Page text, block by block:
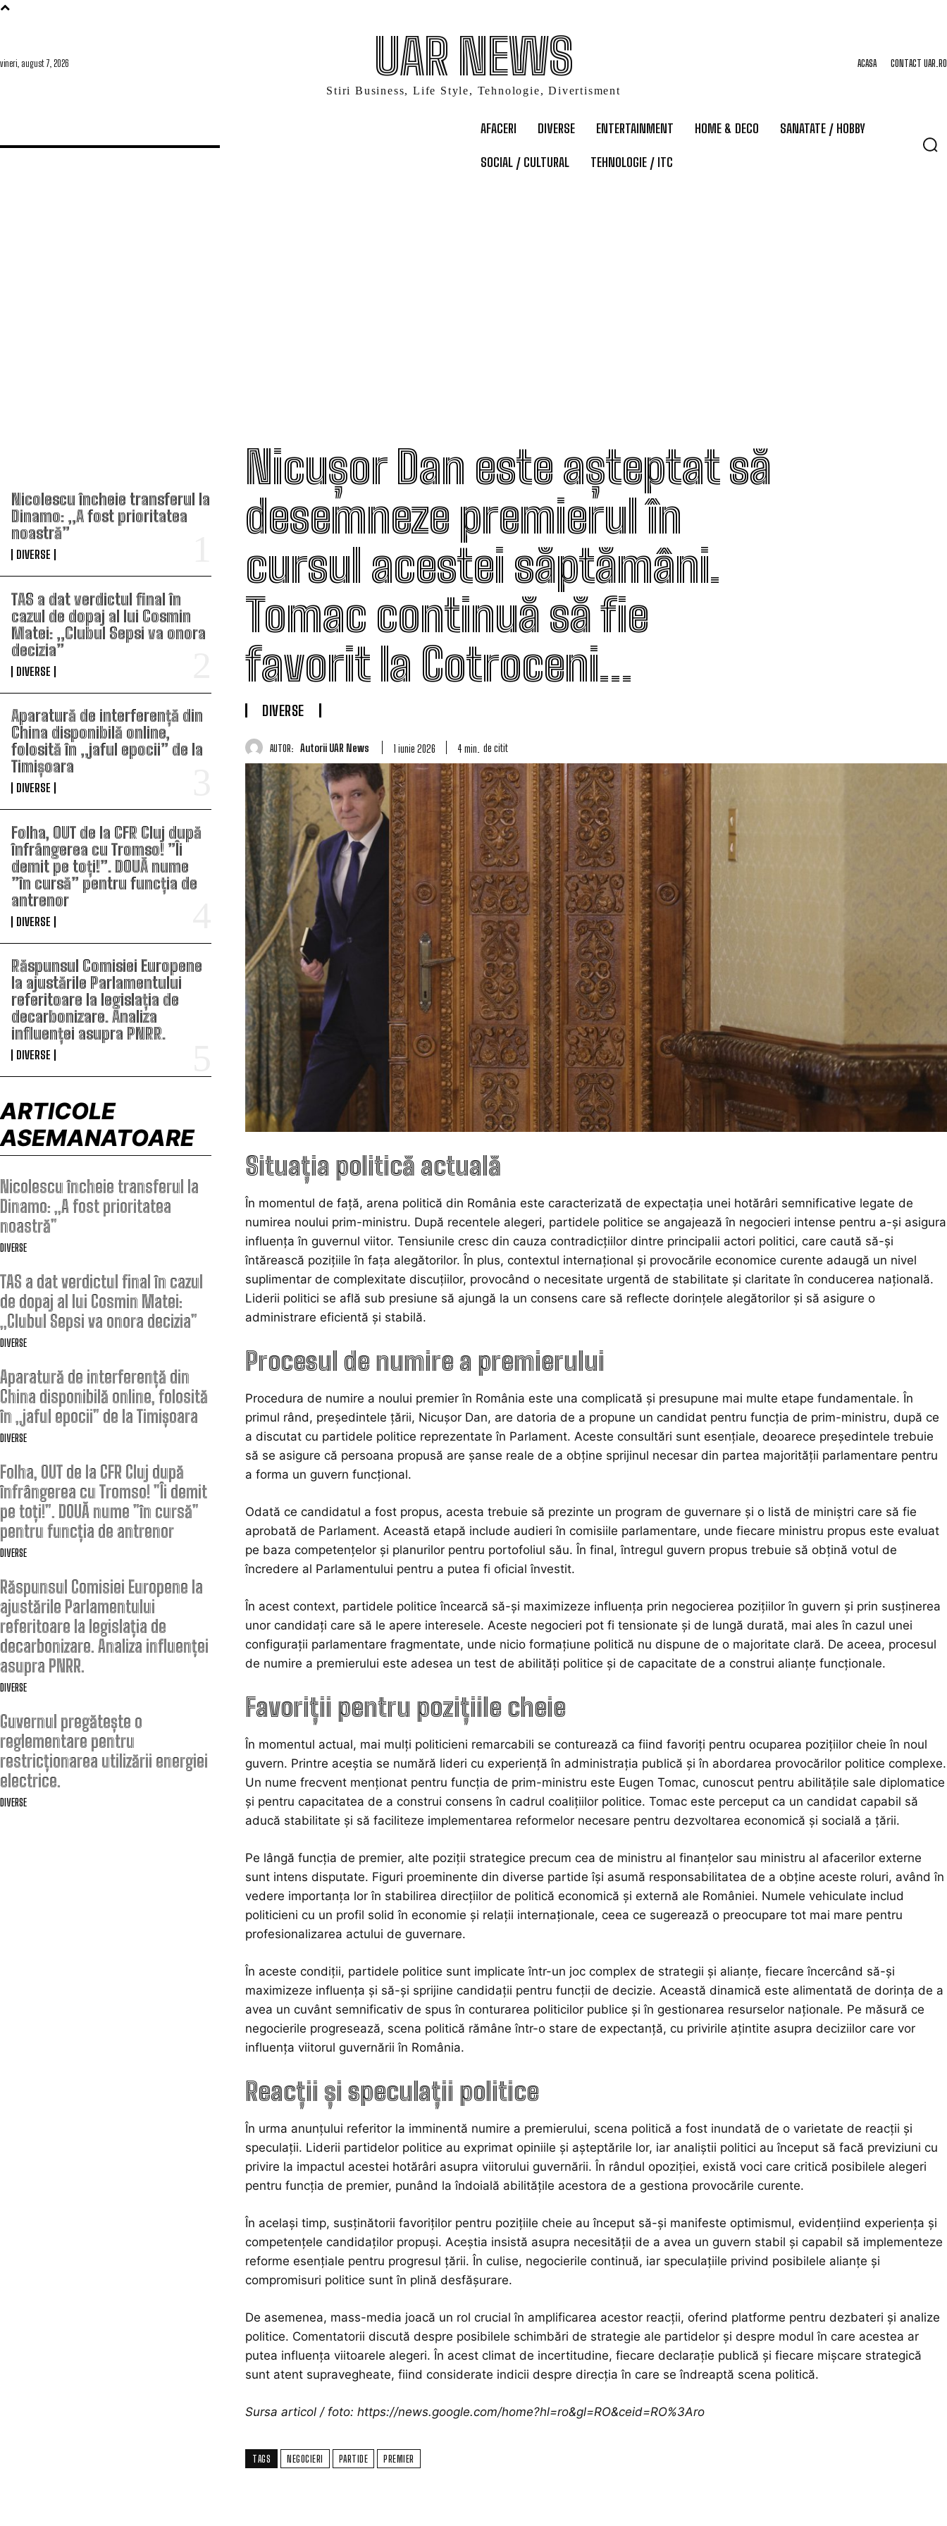
vineri, august 7, 2026 UAR NEWS
Stiri Business, Life Style, Tehnologie, Divertisment
ACASA CONTACT UAR.RO
AFACERI DIVERSE ENTERTAINMENT HOME & DECO SANATATE / HOBBY
SOCIAL / CULTURAL TEHNOLOGIE / ITC
Nicolescu încheie transferul la
Dinamo: „A fost prioritatea
noastră”
DIVERSE
TAS a dat verdictul final în
cazul de dopaj al lui Cosmin
Matei: „Clubul Sepsi va onora
decizia”
DIVERSE
Aparatură de interferență din
China disponibilă online,
folosită în „jaful epocii” de la
Timișoara
DIVERSE
Folha, OUT de la CFR Cluj după
înfrângerea cu Tromso! ”Îi
demit pe toți!”. DOUĂ nume
”în cursă” pentru funcția de
antrenor
DIVERSE
Răspunsul Comisiei Europene
la ajustările Parlamentului
referitoare la legislația de
decarbonizare. Analiza
influenței asupra PNRR.
DIVERSE
ARTICOLE
ASEMANATOARE
Nicolescu încheie transferul la
Dinamo: „A fost prioritatea
noastră”
DIVERSE
TAS a dat verdictul final în cazul
de dopaj al lui Cosmin Matei:
„Clubul Sepsi va onora decizia”
DIVERSE
Aparatură de interferență din
China disponibilă online, folosită
în „jaful epocii” de la Timișoara
DIVERSE
Folha, OUT de la CFR Cluj după
înfrângerea cu Tromso! ”Îi demit
pe toți!”. DOUĂ nume ”în cursă”
pentru funcția de antrenor
DIVERSE
Răspunsul Comisiei Europene la
ajustările Parlamentului
referitoare la legislația de
decarbonizare. Analiza influenței
asupra PNRR.
DIVERSE
Guvernul pregătește o
reglementare pentru
restricționarea utilizării energiei
electrice.
DIVERSE
Nicușor Dan este așteptat să
desemneze premierul în
cursul acestei săptămâni.
Tomac continuă să fie
favorit la Cotroceni…
DIVERSE
AUTOR: Autorii UAR News 1 iunie 2026 4 min. de citit
Situația politică actuală
În momentul de față, arena politică din România este caracterizată de expectația unei hotărâri semnificative legate de
numirea noului prim-ministru. După recentele alegeri, partidele politice se angajează în negocieri intense pentru a-și asigura
influența în guvernul viitor. Tensiunile cresc din cauza contradicțiilor dintre principalii actori politici, care caută să-și
întărească pozițiile în fața alegătorilor. În plus, contextul internațional și provocările economice curente adaugă un nivel
suplimentar de complexitate discuțiilor, provocând o necesitate urgentă de stabilitate și claritate în conducerea națională.
Liderii politici se află sub presiune să ajungă la un consens care să reflecte dorințele alegătorilor și să asigure o
administrare eficientă și stabilă.
Procesul de numire a premierului
Procedura de numire a noului premier în România este una complicată și presupune mai multe etape fundamentale. În
primul rând, președintele țării, Nicușor Dan, are datoria de a propune un candidat pentru funcția de prim-ministru, după ce
a discutat cu partidele politice reprezentate în Parlament. Aceste consultări sunt esențiale, deoarece președintele trebuie
să se asigure că persoana propusă are șanse reale de a obține sprijinul necesar din partea majorității parlamentare pentru
a forma un guvern funcțional.
Odată ce candidatul a fost propus, acesta trebuie să prezinte un program de guvernare și o listă de miniștri care să fie
aprobată de Parlament. Această etapă include audieri în comisiile parlamentare, unde fiecare ministru propus este evaluat
pe baza competențelor și planurilor pentru portofoliul său. În final, întregul guvern propus trebuie să obțină votul de
încredere al Parlamentului pentru a putea fi oficial învestit.
În acest context, partidele politice încearcă să-și maximizeze influența prin negocierea pozițiilor în guvern și prin susținerea
unor candidați care să le apere interesele. Aceste negocieri pot fi tensionate și de lungă durată, mai ales în cazul unei
configurații parlamentare fragmentate, unde nicio formațiune politică nu dispune de o majoritate clară. De aceea, procesul
de numire a premierului este adesea un test de abilități politice și de capacitate de a construi alianțe funcționale.
Favoriții pentru pozițiile cheie
În momentul actual, mai mulți politicieni remarcabili se conturează ca fiind favoriți pentru ocuparea pozițiilor cheie în noul
guvern. Printre aceștia se numără lideri cu experiență în administrația publică și în abordarea provocărilor politice complexe.
Un nume frecvent menționat pentru funcția de prim-ministru este Eugen Tomac, cunoscut pentru abilitățile sale diplomatice
și pentru capacitatea de a construi consens în cadrul coalițiilor politice. Tomac este perceput ca un candidat capabil să
aducă stabilitate și să faciliteze implementarea reformelor necesare pentru dezvoltarea economică și socială a țării.
Pe lângă funcția de premier, alte poziții strategice precum cea de ministru al finanțelor sau ministru al afacerilor externe
sunt intens disputate. Figuri proeminente din diverse partide își asumă responsabilitatea de a obține aceste roluri, având în
vedere importanța lor în stabilirea direcțiilor de politică economică și externă ale României. Numele vehiculate includ
politicieni cu un profil solid în economie și relații internaționale, ceea ce sugerează o preocupare tot mai mare pentru
profesionalizarea actului de guvernare.
În aceste condiții, partidele politice sunt implicate într-un joc complex de strategii și alianțe, fiecare încercând să-și
maximizeze influența și să-și sprijine candidații pentru funcții de decizie. Această dinamică este alimentată de dorința de a
avea un cuvânt semnificativ de spus în conturarea politicilor publice și în gestionarea resurselor naționale. Pe măsură ce
negocierile progresează, scena politică rămâne într-o stare de expectanță, cu privirile ațintite asupra deciziilor care vor
influența viitorul guvernării în România.
Reacții și speculații politice
În urma anunțului referitor la imminentă numire a premierului, scena politică a fost inundată de o varietate de reacții și
speculații. Liderii partidelor politice au exprimat opiniile și așteptările lor, iar analiștii politici au început să facă previziuni cu
privire la impactul acestei hotărâri asupra viitorului guvernării. În rândul opoziției, există voci care critică posibilele alegeri
pentru funcția de premier, punând la îndoială abilitățile acestora de a gestiona provocările curente.
În același timp, susținătorii favoriților pentru pozițiile cheie au început să-și manifeste optimismul, evidențiind experiența și
competențele candidaților propuși. Aceștia insistă asupra necesității de a avea un guvern stabil și capabil să implementeze
reforme esențiale pentru progresul țării. În culise, negocierile continuă, iar speculațiile privind posibilele alianțe și
compromisuri politice sunt în plină desfășurare.
De asemenea, mass-media joacă un rol crucial în amplificarea acestor reacții, oferind platforme pentru dezbateri și analize
politice. Comentatorii discută despre posibilele schimbări de strategie ale partidelor și despre modul în care acestea ar
putea influența viitoarele alegeri. În acest climat de incertitudine, fiecare declarație publică și fiecare mișcare strategică
sunt atent supravegheate, fiind considerate indicii despre direcția în care se îndreaptă scena politică.
Sursa articol / foto: https://news.google.com/home?hl=ro&gl=RO&ceid=RO%3Aro
TAGS NEGOCIERI PARTIDE PREMIER